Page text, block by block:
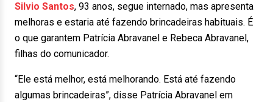
Silvio Santos, 93 anos, segue internado, mas apresenta
melhoras e estaria até fazendo brincadeiras habituais. É
o que garantem Patrícia Abravanel e Rebeca Abravanel,
filhas do comunicador.
“Ele está melhor, está melhorando. Está até fazendo
algumas brincadeiras”, disse Patrícia Abravanel em